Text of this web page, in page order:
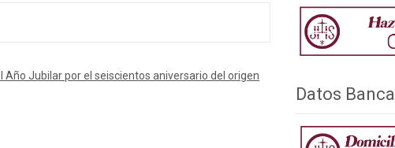
Jubilar por el seiscientos aniversario del origen
Datos